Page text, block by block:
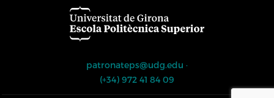
patronateps@udg.edu ·
(+34) 972 41 84 09